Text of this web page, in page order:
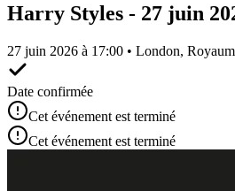
Harry Styles - 27 juin
27 juin 2026 à 17:00 • London,
Date confirmée
Cet événement est terminé
Cet événement est terminé